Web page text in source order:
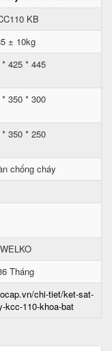
KB
± 10kg
425 * 445
350 * 300
* 350 * 250
chống cháy
WELKO
Tháng
chi-tiet/ket-sat-
kcc-110-khoa-bat